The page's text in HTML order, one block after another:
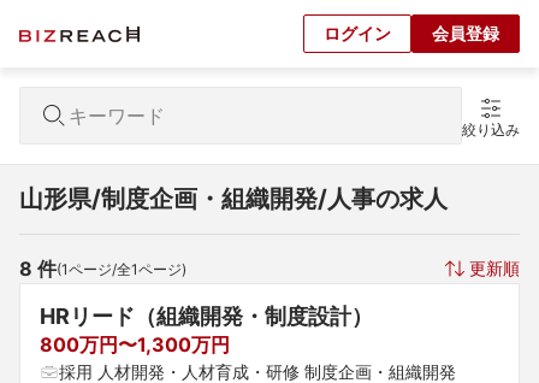
ログイン 会員登録
絞り込み
山形県/制度企画・組織開発/人事の求人
8 件(1ページ/全1ページ) 更新順
HRリード（組織開発・制度設計）
800万円〜1,300万円
採用 人材開発・人材育成・研修 制度企画・組織開発